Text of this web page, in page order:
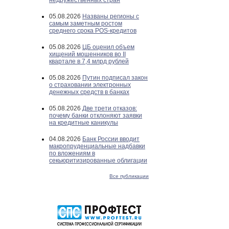
05.08.2026 Названы регионы с
самым заметным ростом
среднего срока POS-кредитов
05.08.2026 ЦБ оценил объем
хищений мошенников во II
квартале в 7,4 млрд рублей
05.08.2026 Путин подписал закон
о страховании электронных
денежных средств в банках
05.08.2026 Две трети отказов:
почему банки отклоняют заявки
на кредитные каникулы
04.08.2026 Банк России вводит
макропруденциальные надбавки
по вложениям в
секьюритизированные облигации
Все публикации